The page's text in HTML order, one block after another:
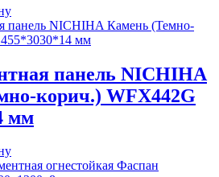
панель NICHIHA
корич.) WFX442G
мм